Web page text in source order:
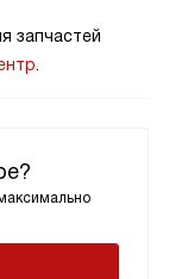
запчастей